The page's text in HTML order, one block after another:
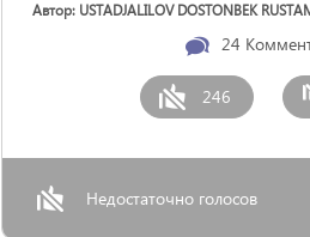
обучения; -подготовка государственных служащих
овладевших современными и
Автор: USTADJALILOV DOSTONBEK
24
246
Недостаточно голосов